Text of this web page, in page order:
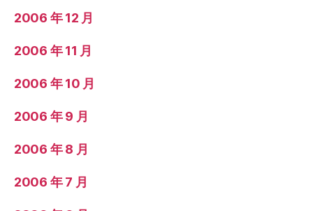
2006 年 12 月
2006 年 11 月
2006 年 10 月
2006 年 9 月
2006 年 8 月
2006 年 7 月